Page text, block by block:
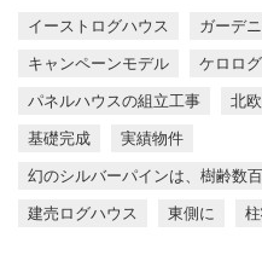
イーストログハウス ガーデ
キャンペーンモデル ケロログ
パネルハウスの組立工事 北
基礎完成 実績物件
幻のシルバーパインは、樹齢数
建売ログハウス 東側に